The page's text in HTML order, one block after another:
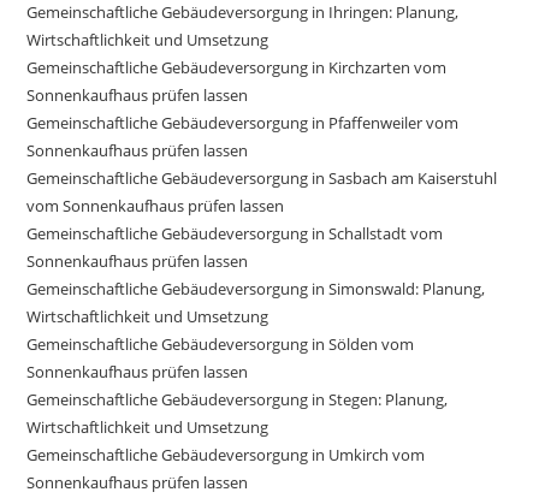
Gemeinschaftliche Gebäudeversorgung in Ihringen: Planung,
Wirtschaftlichkeit und Umsetzung
Gemeinschaftliche Gebäudeversorgung in Kirchzarten vom
Sonnenkaufhaus prüfen lassen
Gemeinschaftliche Gebäudeversorgung in Pfaffenweiler vom
Sonnenkaufhaus prüfen lassen
Gemeinschaftliche Gebäudeversorgung in Sasbach am Kaiserstuhl
vom Sonnenkaufhaus prüfen lassen
Gemeinschaftliche Gebäudeversorgung in Schallstadt vom
Sonnenkaufhaus prüfen lassen
Gemeinschaftliche Gebäudeversorgung in Simonswald: Planung,
Wirtschaftlichkeit und Umsetzung
Gemeinschaftliche Gebäudeversorgung in Sölden vom
Sonnenkaufhaus prüfen lassen
Gemeinschaftliche Gebäudeversorgung in Stegen: Planung,
Wirtschaftlichkeit und Umsetzung
Gemeinschaftliche Gebäudeversorgung in Umkirch vom
Sonnenkaufhaus prüfen lassen